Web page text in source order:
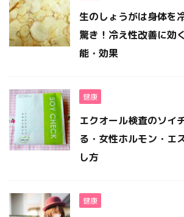
生のしょうがは身体を
驚き！冷え性改善に効
能・効果
健康
エクオール検査のソイ
る・女性ホルモン・エ
し方
健康